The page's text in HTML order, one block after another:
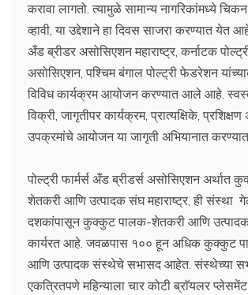
करावा लागतो. त्यामुळे सामान्य नागरिकांमध्ये
व्हावी, या उद्देशाने हा दिवस साजरा करण्यात येत
अँड ब्रीडर असोसिएशन महाराष्ट्र, कर्नाटक पोल्ट्री
असोसिएशन, पश्चिम बंगाल पोल्ट्री फेडरेशन
विविध कार्यक्रम आयोजन करण्यात आले आहे.
विक्री, जागृतीपर कार्यक्रम, प्रात्यक्षिके, प्रशिक्षण
उपक्रमांचे आयोजन या जागृती अभियानात
पोल्ट्री फार्मर्स अँड ब्रीडर्स असोसिएशन अर्थात
शेतकरी आणि उत्पादक संघ महाराष्ट्र, ही संस्था
दशकांपासून कुक्कुट पालक-शेतकरी आणि
कार्यरत आहे. जवळपास १०० हून अधिक कुक्कुट
आणि उत्पादक संस्थेचे सभासद आहेत. संस्थेच्या
एकत्रितपणे महिन्याला चार कोटी ब्राॅयलर